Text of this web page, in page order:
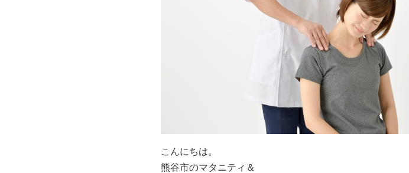
こんにちは。
熊谷市のマタニティ＆